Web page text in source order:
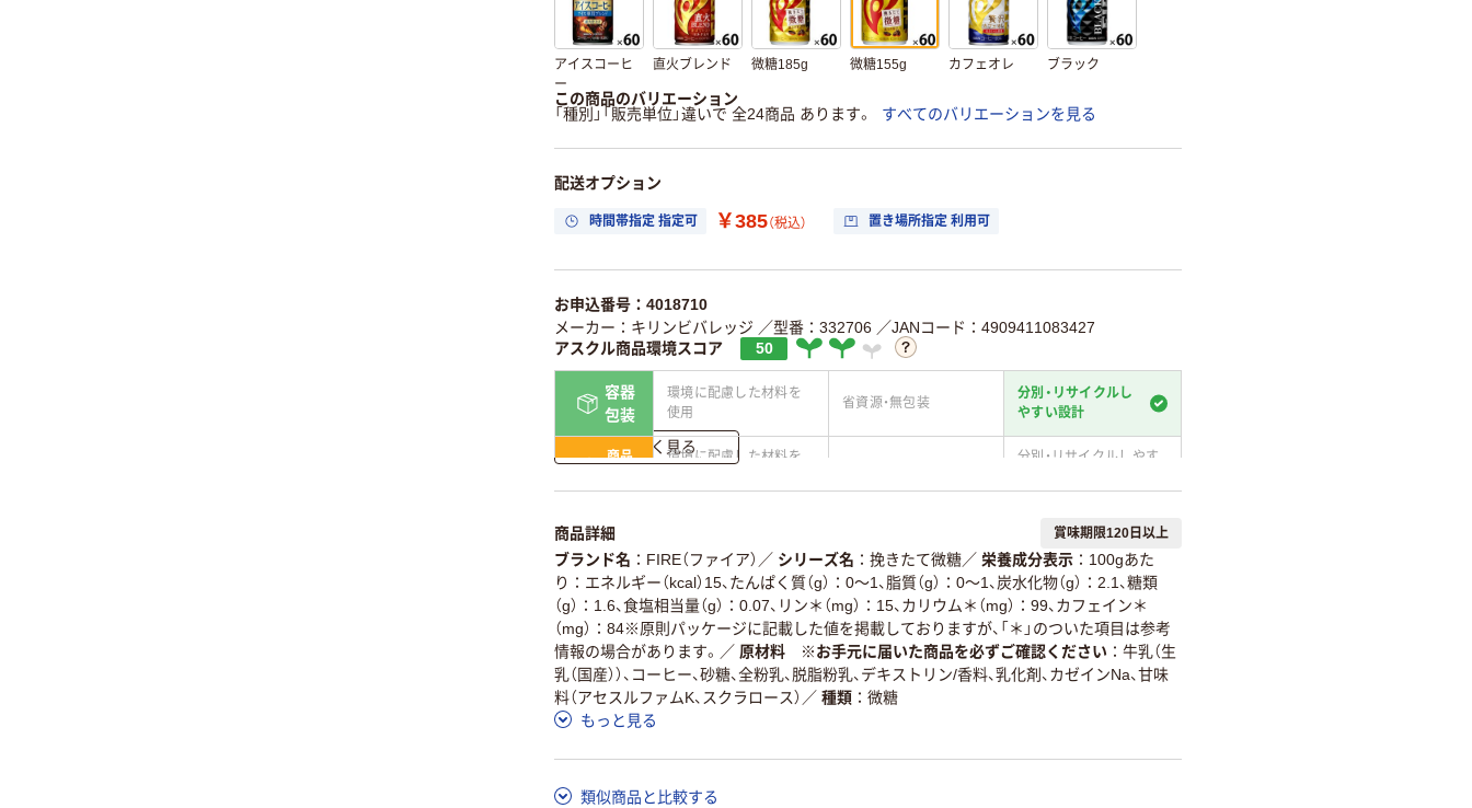
アイスコーヒ
ー
直火ブレンド 微糖185g 微糖155g カフェオレ ブラック
この商品のバリエーション
「種別」「販売単位」違いで 全24商品 あります。
すべてのバリエーションを見る
配送オプション
時間帯指定 指定可 ￥385（税込） 置き場所指定 利用可
お申込番号：4018710
メーカー：キリンビバレッジ ／型番：332706 ／JANコード：4909411083427
アスクル商品環境スコア
50
容器
包装
環境に配慮した材料を
使用
省資源・無包装
分別・リサイクルし
やすい設計
商品
環境に配慮した材料を
分別・リサイクルしやす
仕組
この商品の環境配慮ポイントです。詳しくはページ下部の商品詳細「アスクル商品環境スコ
ア詳細／加点項目
」で確認できます。
詳しく見る
商品詳細 賞味期限120日以上
ブランド名 FIRE（ファイア） ／ シリーズ名 挽きたて微糖／ 栄養成分表示
100gあた
り：エネルギー（kcal）15、たんぱく質（g）：0～1、脂質（g）：0～1、炭水化物（g）：2.1、糖類
（g）：1.6、食塩相当量（g）：0.07、リン＊（mg）：15、カリウム＊（mg）：99、カフェイン＊
（mg）：84※原則パッケージに記載した値を掲載しておりますが、「＊」のついた項目は参考
情報の場合があります。 ／ 原材料 ※お手元に届いた商品を必ずご確認ください
牛乳（生
乳（国産））、コーヒー、砂糖、全粉乳、脱脂粉乳、デキストリン/香料、乳化剤、カゼインNa、甘味
料（アセスルファムK、スクラロース） ／ 種類
微糖
もっと見る
類似商品と比較する